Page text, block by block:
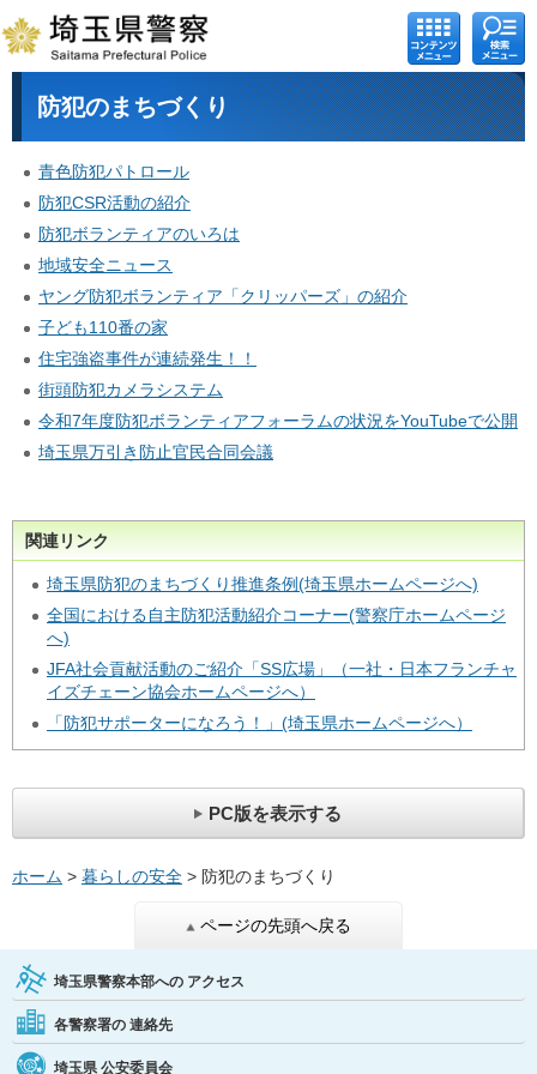
コンテ
ンツメ
ニュー
検索メ
ニュー
防犯のまちづくり
青色防犯パトロール
防犯CSR活動の紹介
防犯ボランティアのいろは
地域安全ニュース
ヤング防犯ボランティア「クリッパーズ」の紹介
子ども110番の家
住宅強盗事件が連続発生！！
街頭防犯カメラシステム
令和7年度防犯ボランティアフォーラムの状況をYouTubeで公開
埼玉県万引き防止官民合同会議
関連リンク
埼玉県防犯のまちづくり推進条例(埼玉県ホームページへ)
全国における自主防犯活動紹介コーナー(警察庁ホームページ
へ)
JFA社会貢献活動のご紹介「SS広場」（一社・日本フランチャ
イズチェーン協会ホームページへ）
「防犯サポーターになろう！」(埼玉県ホームページへ）
PC版を表示する
ホーム > 暮らしの安全 > 防犯のまちづくり
ページの先頭へ戻る
埼玉県警察本部への アクセス
各警察署の 連絡先
埼玉県 公安委員会